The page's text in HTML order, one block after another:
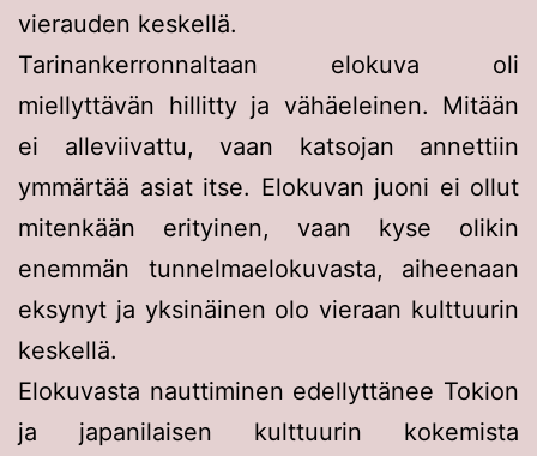
vierauden keskellä.
Tarinankerronnaltaan elokuva oli
miellyttävän hillitty ja vähäeleinen. Mitään
ei alleviivattu, vaan katsojan annettiin
ymmärtää asiat itse. Elokuvan juoni ei ollut
mitenkään erityinen, vaan kyse olikin
enemmän tunnelmaelokuvasta, aiheenaan
eksynyt ja yksinäinen olo vieraan kulttuurin
keskellä.
Elokuvasta nauttiminen edellyttänee Tokion
ja japanilaisen kulttuurin kokemista